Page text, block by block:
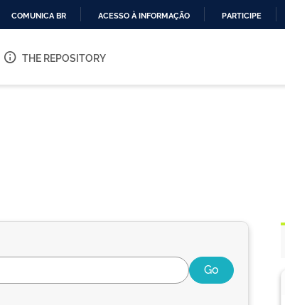
O
COMUNICA BR ACESSO À INFORMAÇÃO PARTICIPE
THE REPOSITORY